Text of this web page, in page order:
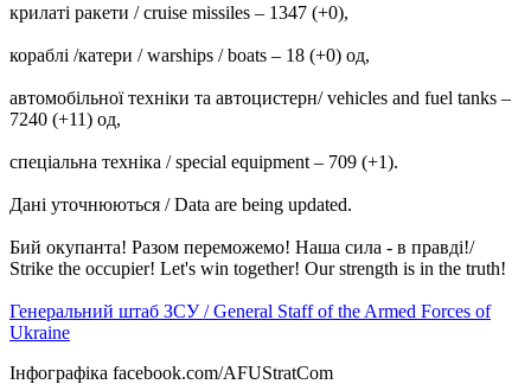
крилаті ракети / cruise missiles ‒ 1347 (+0),
кораблі /катери / warships / boats ‒ 18 (+0) од,
автомобільної техніки та автоцистерн/ vehicles and fuel tanks –
7240 (+11) од,
спеціальна техніка / special equipment ‒ 709 (+1).
Дані уточнюються / Data are being updated.
Бий окупанта! Разом переможемо! Наша сила - в правді!/
Strike the occupier! Let's win together! Our strength is in the truth!
Генеральний штаб ЗСУ / General Staff of the Armed Forces of
Ukraine
Інфографіка facebook.com/AFUStratCom